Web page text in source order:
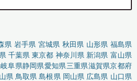
県 岩手県 宮城県 秋田県 山形県 福島県
千葉県 東京都 神奈川県 新潟県 富山県
岐阜県静岡県愛知県三重県滋賀県京都府
県 鳥取県 島根県 岡山県 広島県 山口県